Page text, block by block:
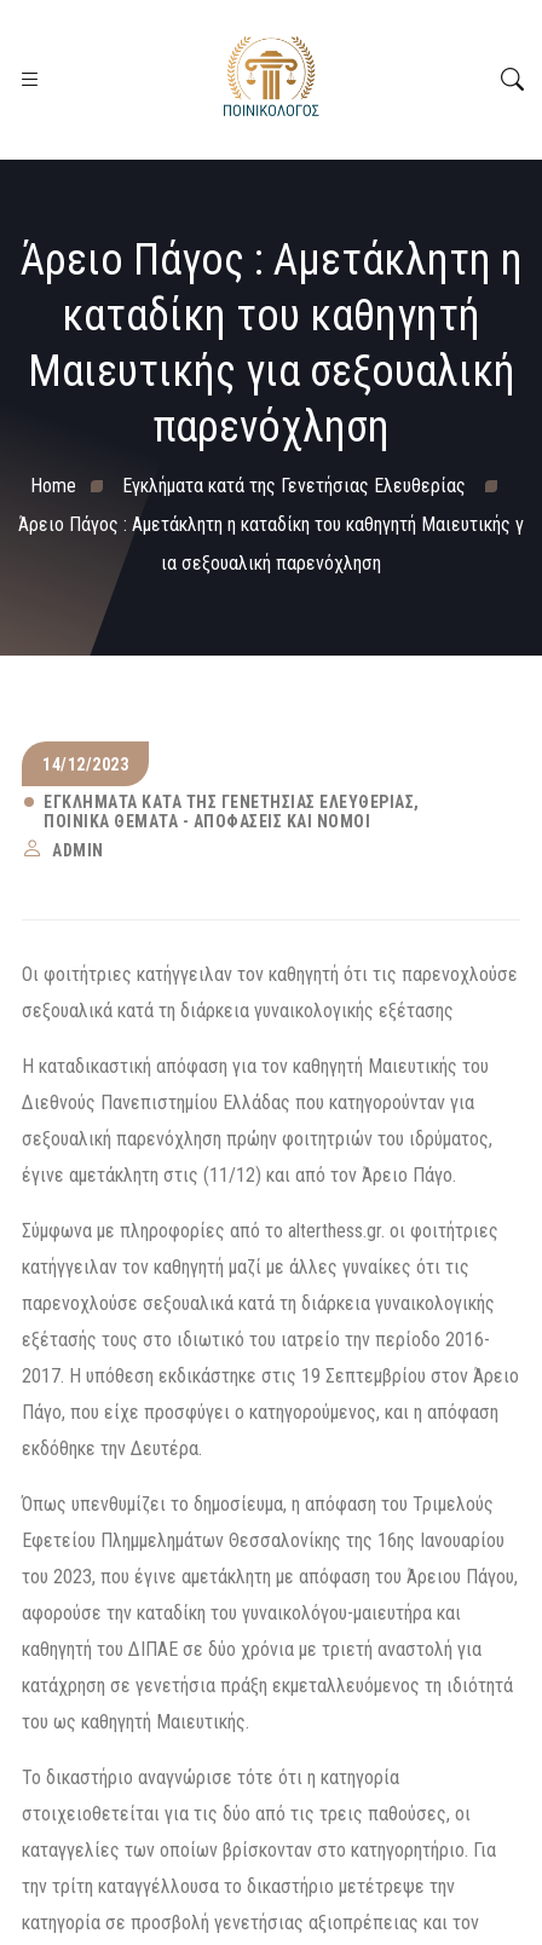
Άρειο Πάγος : Αμετάκλητη η
καταδίκη του καθηγητή
Μαιευτικής για σεξουαλική
παρενόχληση
Home
Εγκλήματα κατά της Γενετήσιας Ελευθερίας
Άρειο Πάγος : Αμετάκλητη η καταδίκη του καθηγητή Μαιευτικής γ
ια σεξουαλική παρενόχληση
14/12/2023
ΕΓΚΛΉΜΑΤΑ ΚΑΤΆ ΤΗΣ ΓΕΝΕΤΉΣΙΑΣ ΕΛΕΥΘΕΡΊΑΣ
ΠΟΙΝΙΚΆ ΘΈΜΑΤΑ - ΑΠΟΦΆΣΕΙΣ ΚΑΙ ΝΌΜΟΙ
ADMIN
Οι φοιτήτριες κατήγγειλαν τον καθηγητή ότι τις παρενοχλούσε
σεξουαλικά κατά τη διάρκεια γυναικολογικής εξέτασης
Η καταδικαστική απόφαση για τον καθηγητή Μαιευτικής του
Διεθνούς Πανεπιστημίου Ελλάδας που κατηγορούνταν για
σεξουαλική παρενόχληση πρώην φοιτητριών του ιδρύματος,
έγινε αμετάκλητη στις (11/12) και από τον Άρειο Πάγο.
Σύμφωνα με πληροφορίες από το alterthess.gr. οι φοιτήτριες
κατήγγειλαν τον καθηγητή μαζί με άλλες γυναίκες ότι τις
παρενοχλούσε σεξουαλικά κατά τη διάρκεια γυναικολογικής
εξέτασής τους στο ιδιωτικό του ιατρείο την περίοδο 2016-
2017. Η υπόθεση εκδικάστηκε στις 19 Σεπτεμβρίου στον Άρειο
Πάγο, που είχε προσφύγει ο κατηγορούμενος, και η απόφαση
εκδόθηκε την Δευτέρα.
Όπως υπενθυμίζει το δημοσίευμα, η απόφαση του Τριμελούς
Εφετείου Πλημμελημάτων Θεσσαλονίκης της 16ης Ιανουαρίου
του 2023, που έγινε αμετάκλητη με απόφαση του Άρειου Πάγου,
αφορούσε την καταδίκη του γυναικολόγου-μαιευτήρα και
καθηγητή του ΔΙΠΑΕ σε δύο χρόνια με τριετή αναστολή για
κατάχρηση σε γενετήσια πράξη εκμεταλλευόμενος τη ιδιότητά
του ως καθηγητή Μαιευτικής.
Το δικαστήριο αναγνώρισε τότε ότι η κατηγορία
στοιχειοθετείται για τις δύο από τις τρεις παθούσες, οι
καταγγελίες των οποίων βρίσκονταν στο κατηγορητήριο. Για
την τρίτη καταγγέλλουσα το δικαστήριο μετέτρεψε την
κατηγορία σε προσβολή γενετήσιας αξιοπρέπειας και τον